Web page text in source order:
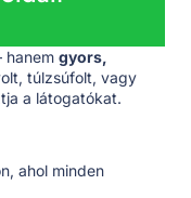
hanem gyors,
túlzsúfolt, vagy
a látogatókat.
ahol minden